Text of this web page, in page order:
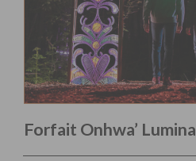
Forfait Onhwa’ Lumina